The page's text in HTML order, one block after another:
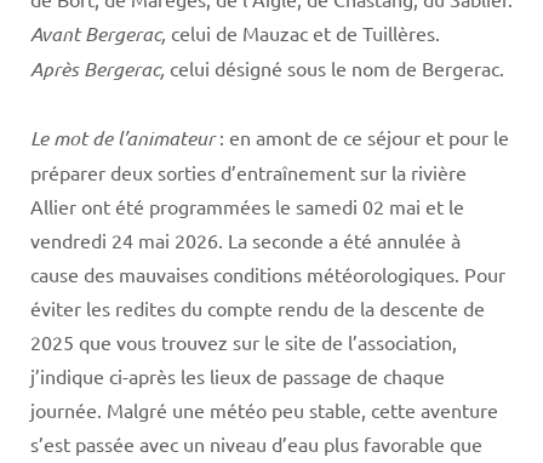
Avant Bergerac, celui de Mauzac et de Tuillères.
Après Bergerac, celui désigné sous le nom de Bergerac.
Le mot de l’animateur: en amont de ce séjour et pour le
préparer deux sorties d’entraînement sur la rivière
Allier ont été programmées le samedi 02 mai et le
vendredi 24 mai 2026. La seconde a été annulée à
cause des mauvaises conditions météorologiques. Pour
éviter les redites du compte rendu de la descente de
2025 que vous trouvez sur le site de l’association,
j’indique ci-après les lieux de passage de chaque
journée. Malgré une météo peu stable, cette aventure
s’est passée avec un niveau d’eau plus favorable que